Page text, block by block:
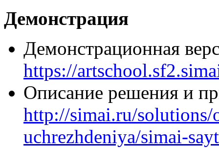
Демонстрация
Демонстрационная
https://
Описание решения и
http://simai.ru/solutions/
uchrezhdeniya/simai-